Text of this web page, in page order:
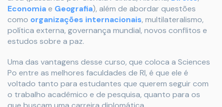
Economiae Geografia), além de abordar questões
como organizações internacionais, multilateralismo,
política externa, governança mundial, novos conflitos e
estudos sobre a paz.
Uma das vantagens desse curso, que coloca a Sciences
Po entre as melhores faculdades de RI, é que ele é
voltado tanto para estudantes que querem seguir com
o trabalho acadêmico e de pesquisa, quanto para os